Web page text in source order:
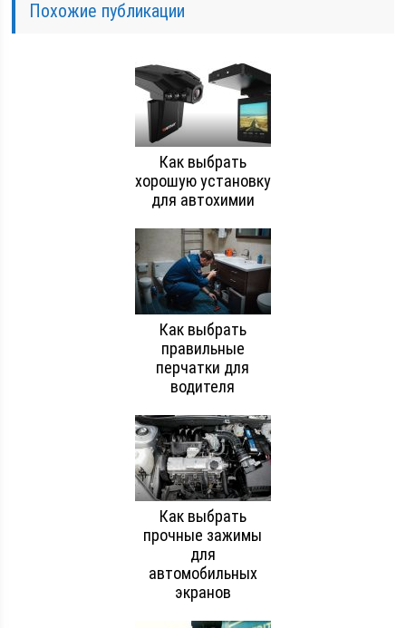
Похожие публикации
Как выбрать
хорошую установку
для автохимии
Как выбрать
правильные
перчатки для
водителя
Как выбрать
прочные зажимы
для
автомобильных
экранов